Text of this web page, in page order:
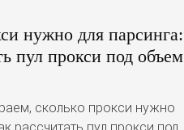
нужно для парсинга:
пул прокси под объем
сколько прокси нужно